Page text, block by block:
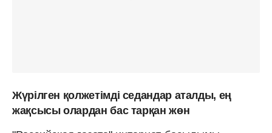
Жүрілген қолжетімді седандар аталды, ең
жақсысы олардан бас тарқан жөн